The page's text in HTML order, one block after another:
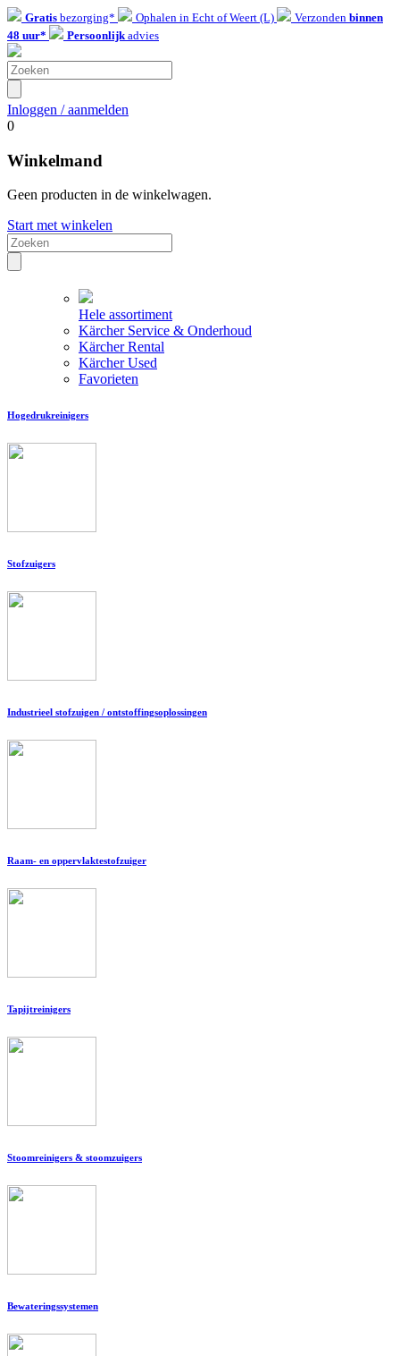
Gratis bezorging* Ophalen in Echt of Weert (L) Verzonden binnen
48 uur*
Persoonlijkadvies
Inloggen / aanmelden
0
Winkelmand
Geen producten in de winkelwagen.
Start met winkelen
Hele assortiment
Kärcher Service & Onderhoud
Kärcher Rental
Kärcher Used
Favorieten
Hogedrukreinigers
Stofzuigers
Industrieel stofzuigen / ontstoffingsoplossingen
Raam- en oppervlaktestofzuiger
Tapijtreinigers
Stoomreinigers & stoomzuigers
Bewateringssystemen